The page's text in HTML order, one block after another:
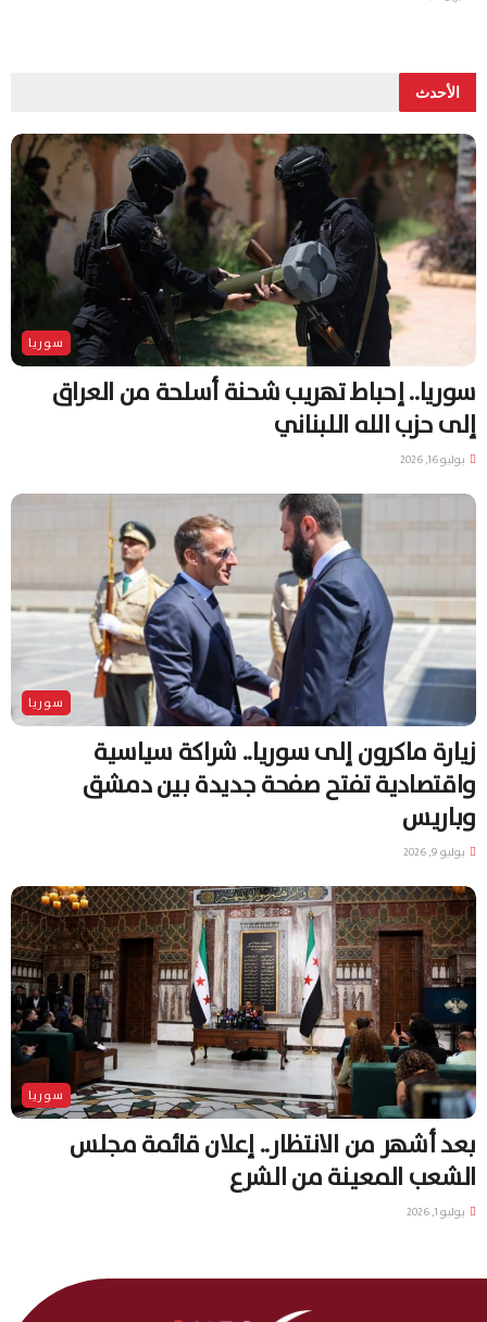
الأحدث
سوريا
سوريا.. إحباط تهريب شحنة أسلحة من العراق
إلى حزب الله اللبناني
يوليو 16, 2026
سوريا
زيارة ماكرون إلى سوريا.. شراكة سياسية
واقتصادية تفتح صفحة جديدة بين دمشق
وباريس
يوليو 9, 2026
سوريا
بعد أشهر من الانتظار.. إعلان قائمة مجلس
الشعب المعينة من الشرع
يوليو 1, 2026